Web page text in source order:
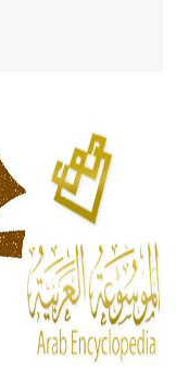
الحكم، الأدلة،
له الفضل بأنه
- هل تعلم أن
من مادة كربونات
أجود أنواعه،